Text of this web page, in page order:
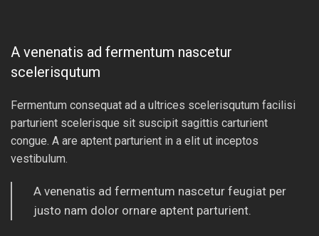
A venenatis ad fermentum nascetur
scelerisqutum
Fermentum consequat ad a ultrices scelerisqutum facilisi
parturient scelerisque sit suscipit sagittis carturient
congue. A are aptent parturient in a elit ut inceptos
vestibulum.
A venenatis ad fermentum nascetur feugiat per
justo nam dolor ornare aptent parturient.